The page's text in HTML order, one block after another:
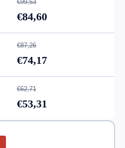
€99,53
€84,60
€87,26
€74,17
€62,71
€53,31